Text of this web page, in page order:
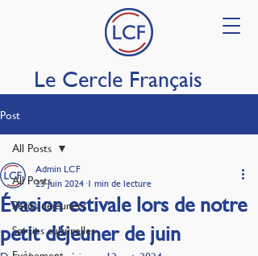
Le Cercle Français
Post
All Posts
Petits déjeuners
Sorties culturelles
All Posts
Évasion estivale lors de notre
petit déjeuner de juin
Admin LCF
23 juin 2024 1 min de lecture